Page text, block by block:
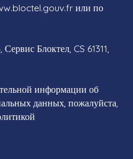
или по
Блоктел, CS 61311,
информации об
данных, пожалуйста,